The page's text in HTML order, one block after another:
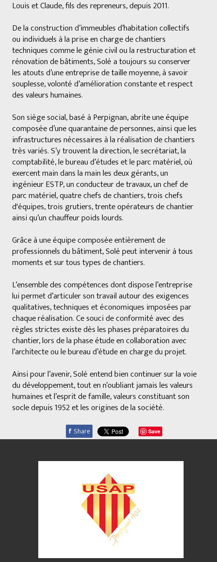
Louis et Claude, fils des repreneurs, depuis 2011.
De la construction d’immeubles d’habitation collectifs
ou individuels à la prise en charge de chantiers
techniques comme le génie civil ou la restructuration et
rénovation de bâtiments, Solé a toujours su conserver
les atouts d’une entreprise de taille moyenne, à savoir
souplesse, volonté d’amélioration constante et respect
des valeurs humaines.
Son siège social, basé à Perpignan, abrite une équipe
composée d’une quarantaine de personnes, ainsi que les
infrastructures nécessaires à la réalisation de chantiers
très variés. S’y trouvent la direction, le secrétariat, la
comptabilité, le bureau d’études et le parc matériel, où
exercent main dans la main les deux gérants, un
ingénieur ESTP, un conducteur de travaux, un chef de
parc matériel, quatre chefs de chantiers, trois chefs
d'équipes, trois grutiers, trente opérateurs de chantier
ainsi qu’un chauffeur poids lourds.
Grâce à une équipe composée entièrement de
professionnels du bâtiment, Solé peut intervenir à tous
moments et sur tous types de chantiers.
L’ensemble des compétences dont dispose l’entreprise
lui permet d’articuler son travail autour des exigences
qualitatives, techniques et économiques imposées par
chaque réalisation. Ce souci de conformité avec des
règles strictes existe dès les phases préparatoires du
chantier, lors de la phase étude en collaboration avec
l’architecte ou le bureau d’étude en charge du projet.
Ainsi pour l’avenir, Solé entend bien continuer sur la voie
du développement, tout en n’oubliant jamais les valeurs
humaines et l’esprit de famille, valeurs constituant son
socle depuis 1952 et les origines de la société.
f Share Save